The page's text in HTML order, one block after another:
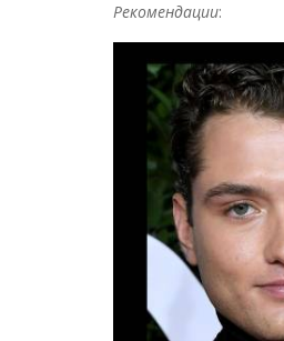
Рекомендации: